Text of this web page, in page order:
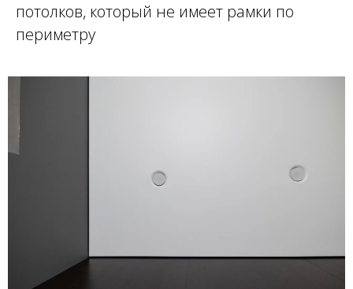
потолков, который не имеет рамки по
периметру